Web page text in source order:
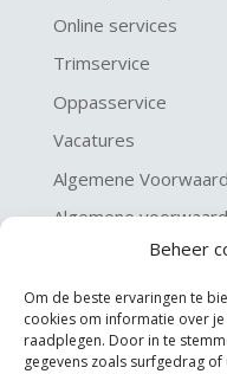
Beheer
Om de beste ervaringen te
cookies om informatie over
raadplegen. Door in te
gegevens zoals surfgedrag
Online services
Trimservice
Oppasservice
Vacatures
Algemene
Algemene
Privacy verklaring
Disclaimer &